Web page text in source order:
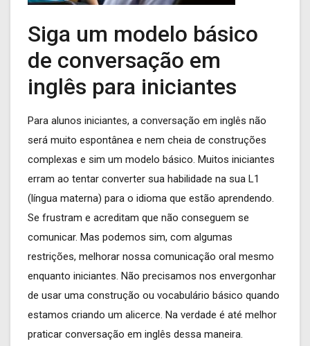
Siga um modelo básico
de conversação em
inglês para iniciantes
Para alunos iniciantes, a conversação em inglês não
será muito espontânea e nem cheia de construções
complexas e sim um modelo básico. Muitos iniciantes
erram ao tentar converter sua habilidade na sua L1
(língua materna) para o idioma que estão aprendendo.
Se frustram e acreditam que não conseguem se
comunicar. Mas podemos sim, com algumas
restrições, melhorar nossa comunicação oral mesmo
enquanto iniciantes. Não precisamos nos envergonhar
de usar uma construção ou vocabulário básico quando
estamos criando um alicerce. Na verdade é até melhor
praticar conversação em inglês dessa maneira.